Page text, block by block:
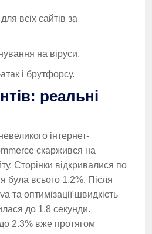
всіх сайтів за
на віруси.
і брутфорсу.
реальні
інтернет-
скаржився на
Сторінки відкривалися по
була всього 1.2%. Після
та оптимізації швидкість
до 1,8 секунди.
2.3% вже протягом